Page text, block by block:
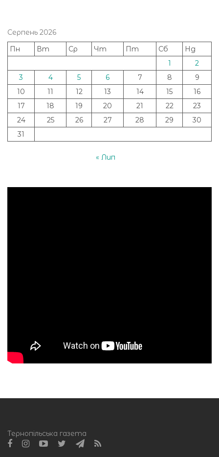
Серпень 2026
Пн
Вт Ср Чт Пт Сб
Нд
1
2
3
4 5 6 7 8
9
10
11 12 13 14 15
16
17
18 19 20 21 22
23
24
25 26 27 28 29
30
31
« Лип
Тернопільська газета